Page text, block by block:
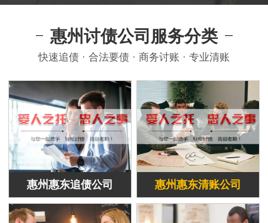
惠州讨债公司服务分类
快速追债 · 合法要债 · 商务讨账 · 专业清账
惠州惠东追债公司 惠州惠东清账公司